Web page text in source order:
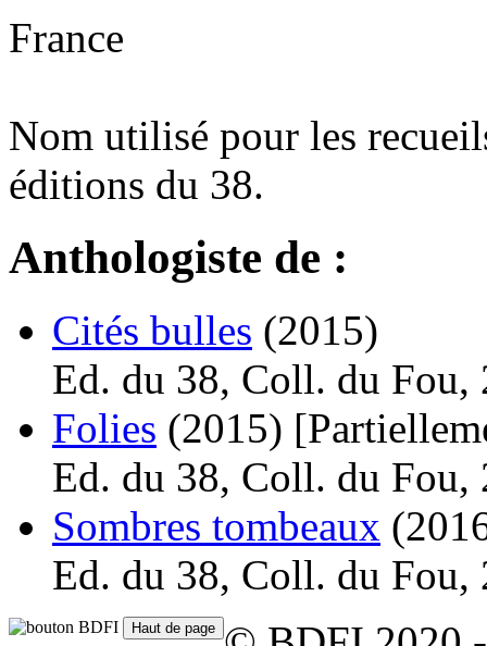
France
Nom utilisé pour les
éditions du 38.
Anthologiste de :
Cités bulles (2015)
Ed. du 38, Coll. du Fou,
Folies (2015)
Ed. du 38, Coll. du Fou,
Sombres tombeaux
Ed. du 38, Coll. du Fou,